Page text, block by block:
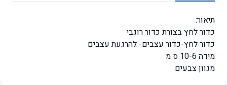
תיאור:
כדור לחץ בצורת כדור רוגבי
כדור לחץ-כדור עצבים- להרגעת עצבים
מידה 10-6 ס מ
מגוון צבעים